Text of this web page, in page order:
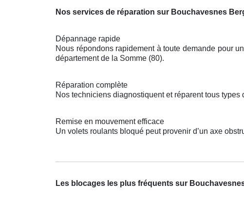
Nos services de réparation sur Bouchavesnes
Dépannage rapide
Nous répondons rapidement à toute demande pour
département de la Somme (80).
Réparation complète
Nos techniciens diagnostiquent et réparent tous
Remise en mouvement efficace
Un volets roulants bloqué peut provenir d’un axe
Les blocages les plus fréquents sur